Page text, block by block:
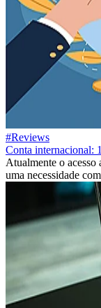
#Reviews
Conta internacional:
Atualmente o acesso
uma necessidade